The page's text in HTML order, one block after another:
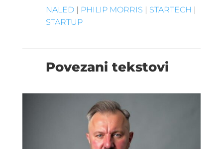
NALED| PHILIP MORRIS | STARTECH |
STARTUP
Povezani tekstovi